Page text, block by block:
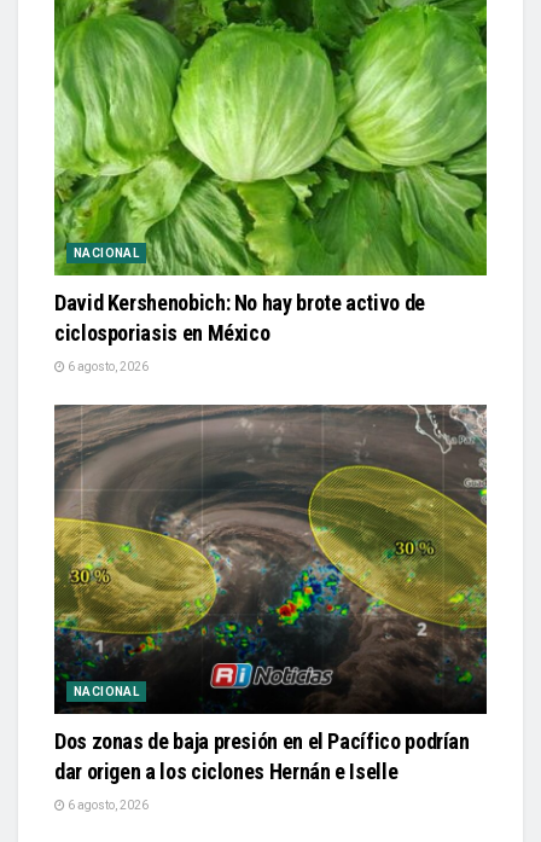
NACIONAL
David Kershenobich: No hay brote activo de
ciclosporiasis en México
6 agosto, 2026
NACIONAL
Dos zonas de baja presión en el Pacífico podrían
dar origen a los ciclones Hernán e Iselle
6 agosto, 2026